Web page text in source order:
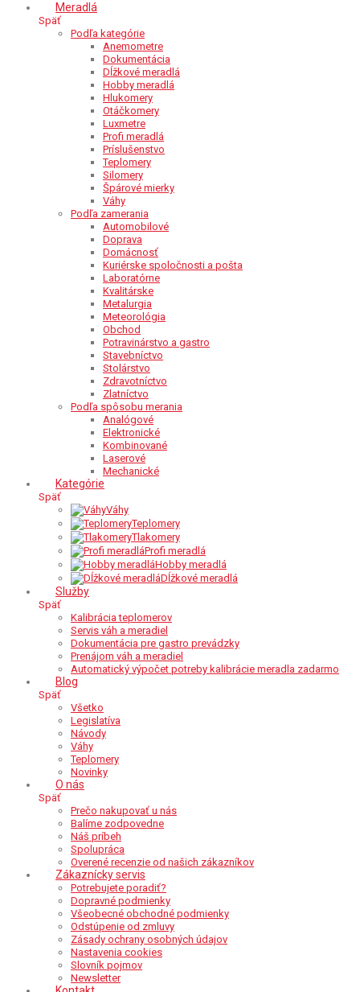
Meradlá
Späť
Podľa kategórie
Anemometre
Dokumentácia
Dĺžkové meradlá
Hobby meradlá
Hlukomery
Otáčkomery
Luxmetre
Profi meradlá
Príslušenstvo
Teplomery
Silomery
Špárové mierky
Váhy
Podľa zamerania
Automobilové
Doprava
Domácnosť
Kuriérske spoločnosti a pošta
Laboratórne
Kvalitárske
Metalurgia
Meteorológia
Obchod
Potravinárstvo a gastro
Stavebníctvo
Stolárstvo
Zdravotníctvo
Zlatníctvo
Podľa spôsobu merania
Analógové
Elektronické
Kombinované
Laserové
Mechanické
Kategórie
Späť
Váhy
Teplomery
Tlakomery
Profi meradlá
Hobby meradlá
Dĺžkové meradlá
Služby
Späť
Kalibrácia teplomerov
Servis váh a meradiel
Dokumentácia pre gastro prevádzky
Prenájom váh a meradiel
Automatický výpočet potreby kalibrácie meradla zadarmo
Blog
Späť
Všetko
Legislatíva
Návody
Váhy
Teplomery
Novinky
O nás
Späť
Prečo nakupovať u nás
Balíme zodpovedne
Náš príbeh
Spolupráca
Overené recenzie od našich zákazníkov
Zákaznícky servis
Potrebujete poradiť?
Dopravné podmienky
Všeobecné obchodné podmienky
Odstúpenie od zmluvy
Zásady ochrany osobných údajov
Nastavenia cookies
Slovník pojmov
Newsletter